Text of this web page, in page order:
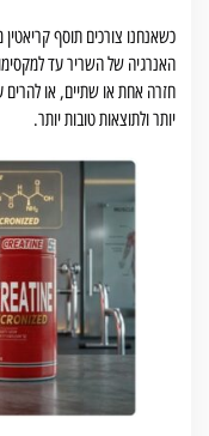
כשאנחנו צורכים תוסף
האנרגיה של השריר עד
יותר ולתוצאות טובות יותר.